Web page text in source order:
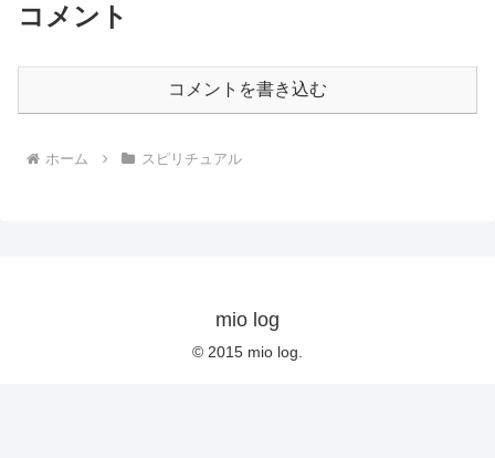
コメント
コメントを書き込む
ホーム スピリチュアル
mio log
© 2015 mio log.